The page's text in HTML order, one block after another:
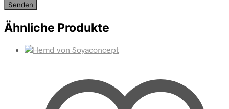
Ähnliche Produkte